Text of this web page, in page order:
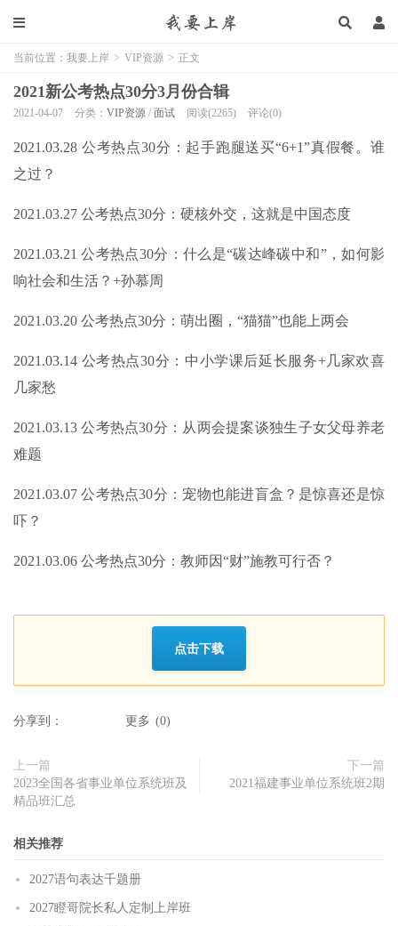
当前位置： 我要上岸 > VIP资源 > 正文
2021新公考热点30分3月份合辑
2021-04-07 分类： VIP资源 / 面试 阅读(2265) 评论(0)
2021.03.28 公考热点30分：起手跑腿送买“6+1”真假餐。谁
之过？
2021.03.27 公考热点30分：硬核外交，这就是中国态度
2021.03.21 公考热点30分：什么是“碳达峰碳中和”，如何影
响社会和生活？+孙慕周
2021.03.20 公考热点30分：萌出圈，“猫猫”也能上两会
2021.03.14 公考热点30分：中小学课后延长服务+几家欢喜
几家愁
2021.03.13 公考热点30分：从两会提案谈独生子女父母养老
难题
2021.03.07 公考热点30分：宠物也能进盲盒？是惊喜还是惊
吓？
2021.03.06 公考热点30分：教师因“财”施教可行否？
点击下载
分享到： 更多 (0)
上一篇
2023全国各省事业单位系统班及
精品班汇总
下一篇
2021福建事业单位系统班2期
相关推荐
2027语句表达千题册
2027瞪哥院长私人定制上岸班